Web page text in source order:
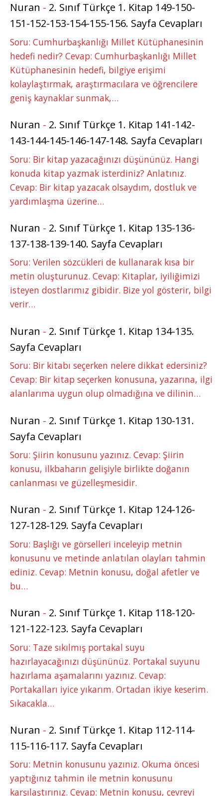
Nuran - 2. Sınıf Türkçe 1. Kitap 149-150-
151-152-153-154-155-156. Sayfa Cevapları
Soru: Cumhurbaşkanlığı Millet Kütüphanesinin
hedefi nedir? Cevap: Cumhurbaşkanlığı Millet
Kütüphanesinin hedefi, bilgiye erişimi
kolaylaştırmak, araştırmacılara ve öğrencilere
geniş kaynaklar sunmak,…
Nuran - 2. Sınıf Türkçe 1. Kitap 141-142-
143-144-145-146-147-148. Sayfa Cevapları
Soru: Bir kitap yazacağınızı düşününüz. Hangi
konuda kitap yazmak isterdiniz? Anlatınız.
Cevap: Bir kitap yazacak olsaydım, dostluk ve
yardımlaşma üzerine…
Nuran - 2. Sınıf Türkçe 1. Kitap 135-136-
137-138-139-140. Sayfa Cevapları
Soru: Verilen sözcükleri de kullanarak kısa bir
metin oluşturunuz. Cevap: Kitaplar, iyiliğimizi
isteyen dostlarımız gibidir. Bize yol gösterir, bilgi
verir…
Nuran - 2. Sınıf Türkçe 1. Kitap 134-135.
Sayfa Cevapları
Soru: Bir kitabı seçerken nelere dikkat edersiniz?
Cevap: Bir kitap seçerken konusuna, yazarına, ilgi
alanlarıma uygun olup olmadığına ve dilinin…
Nuran - 2. Sınıf Türkçe 1. Kitap 130-131.
Sayfa Cevapları
Soru: Şiirin konusunu yazınız. Cevap: Şiirin
konusu, ilkbaharın gelişiyle birlikte doğanın
canlanması ve güzelleşmesidir.
Nuran - 2. Sınıf Türkçe 1. Kitap 124-126-
127-128-129. Sayfa Cevapları
Soru: Başlığı ve görselleri inceleyip metnin
konusunu ve metinde anlatılan olayları tahmin
ediniz. Cevap: Metnin konusu, doğal afetler ve
bu…
Nuran - 2. Sınıf Türkçe 1. Kitap 118-120-
121-122-123. Sayfa Cevapları
Soru: Taze sıkılmış portakal suyu
hazırlayacağınızı düşününüz. Portakal suyunu
hazırlama aşamalarını yazınız. Cevap:
Portakalları iyice yıkarım. Ortadan ikiye keserim.
Sıkacakla…
Nuran - 2. Sınıf Türkçe 1. Kitap 112-114-
115-116-117. Sayfa Cevapları
Soru: Metnin konusunu yazınız. Okuma öncesi
yaptığınız tahmin ile metnin konusunu
karşılaştırınız. Cevap: Metnin konusu, çevreyi